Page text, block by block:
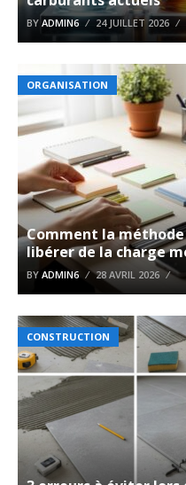
BYADMIN6 24 JUILLET 2026
ORGANISATION
Comment la
libérer de la charge
BY ADMIN6 28 AVRIL 2026
CONSTRUCTION